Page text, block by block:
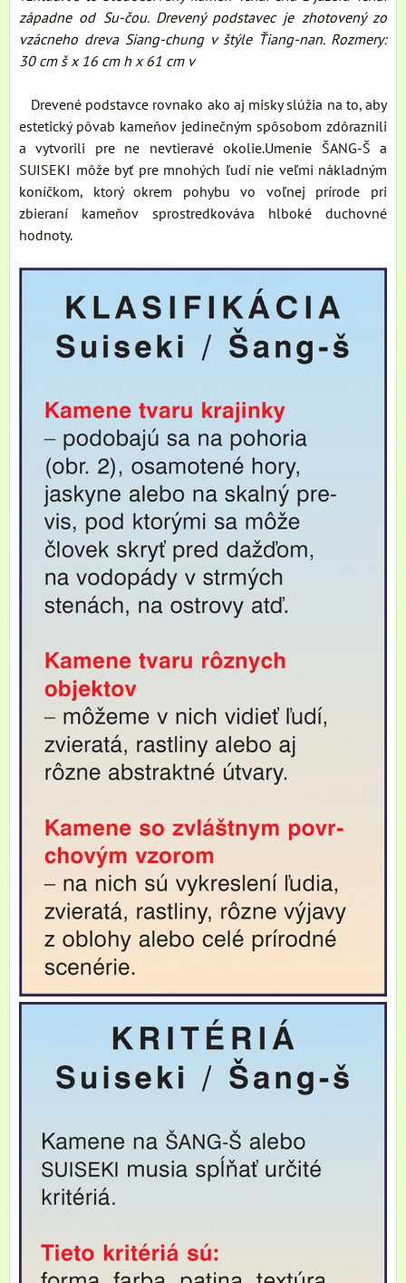
západne od Su-čou. Drevený podstavec je zhotovený zo
vzácneho dreva Siang-chung v štýle Ťiang-nan. Rozmery:
30 cm š x 16 cm h x 61 cm v
Drevené podstavce rovnako ako aj misky slúžia na to, aby
estetický pôvab kameňov jedinečným spôsobom zdôraznili
a vytvorili pre ne nevtieravé okolie.Umenie ŠANG-Š a
SUISEKI môže byť pre mnohých ľudí nie veľmi nákladným
koníčkom, ktorý okrem pohybu vo voľnej prírode pri
zbieraní kameňov sprostredkováva hlboké duchovné
hodnoty.